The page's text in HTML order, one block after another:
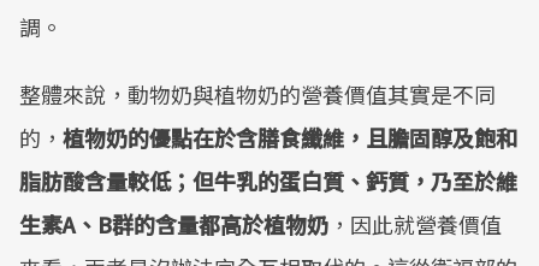
調。
整體來說，動物奶與植物奶的營養價值其實是不同
的， 植物奶的優點在於含膳食纖維，且膽固醇及飽和
脂肪酸含量較低；但牛乳的蛋白質、鈣質，乃至於維
生素A 、 B群的含量都高於植物奶 ，因此就營養價值